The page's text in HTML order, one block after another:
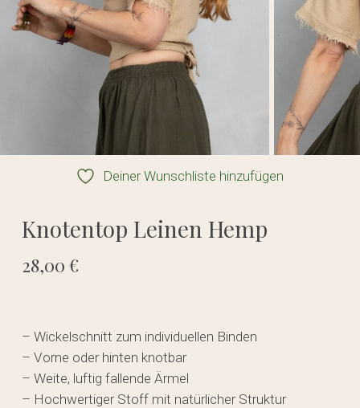
Deiner Wunschliste hinzufügen
Knotentop Leinen Hemp
28,00 €
– Wickelschnitt zum individuellen Binden
– Vorne oder hinten knotbar
– Weite, luftig fallende Ärmel
– Hochwertiger Stoff mit natürlicher Struktur